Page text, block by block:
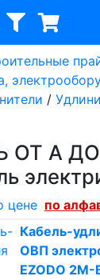
/
ОТ А
цене по
Кабель-
ОВП
EZODO 2M-